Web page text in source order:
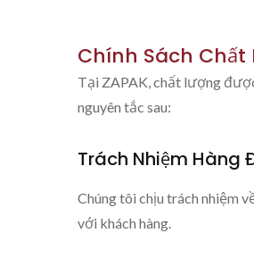
Chính Sách Chất
Tại ZAPAK, chất lượng
nguyên tắc sau:
Trách Nhiệm Hàng
Chúng tôi chịu trách nhiệm
với khách hàng.